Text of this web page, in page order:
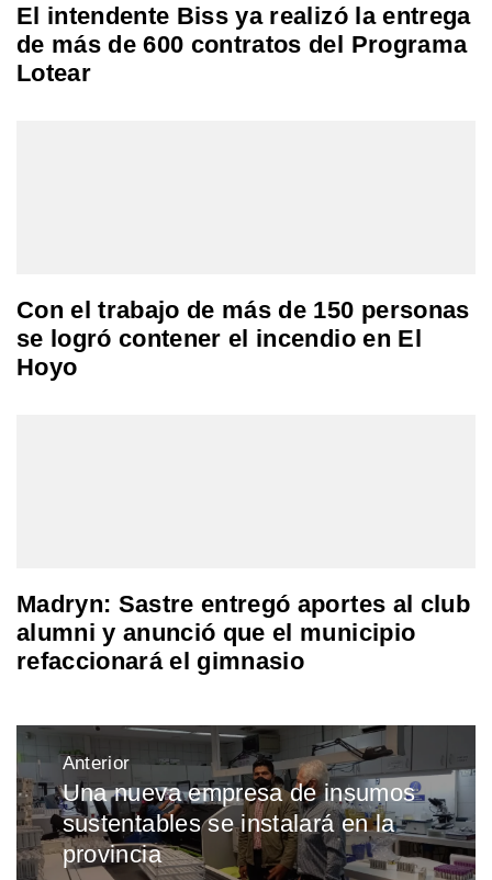
El intendente Biss ya realizó la entrega
de más de 600 contratos del Programa
Lotear
Con el trabajo de más de 150 personas
se logró contener el incendio en El
Hoyo
Madryn: Sastre entregó aportes al club
alumni y anunció que el municipio
refaccionará el gimnasio
Navegación
de
entradas
Anterior
Entrada
anterior:
Una nueva empresa de insumos
sustentables se instalará en la
provincia